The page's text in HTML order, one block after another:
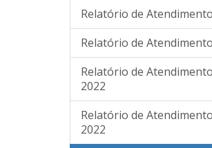
Relatório de
Relatório de
Relatório de
2022
Relatório de
2022